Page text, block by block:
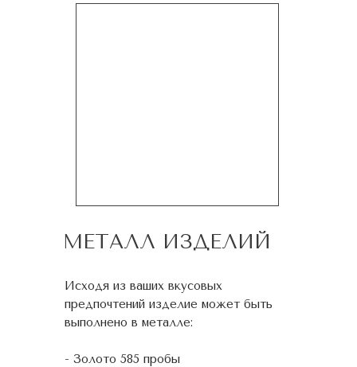
МЕТАЛЛ ИЗДЕЛИЙ
Исходя из ваших вкусовых
предпочтений изделие может быть
выполнено в металле:
- Золото 585 пробы